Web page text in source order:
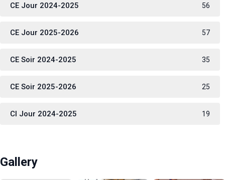
CE Jour 2024-2025 56
CE Jour 2025-2026 57
CE Soir 2024-2025 35
CE Soir 2025-2026 25
CI Jour 2024-2025 19
Gallery